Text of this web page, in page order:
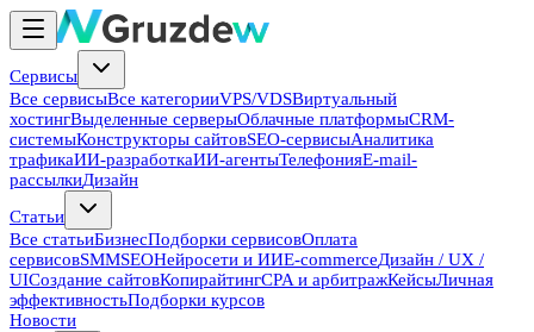
Сервисы
Все сервисыВсе категорииVPS/VDSВиртуальный
хостингВыделенные серверыОблачные платформыCRM-
системыКонструкторы сайтовSEO-сервисыАналитика
трафикаИИ-разработкаИИ-агентыТелефонияE-mail-
рассылкиДизайн
Статьи
Все статьиБизнесПодборки сервисовОплата
сервисовSMMSEOНейросети и ИИE-commerceДизайн / UX /
UIСоздание сайтовКопирайтингCPA и арбитражКейсыЛичная
эффективностьПодборки курсов
Новости